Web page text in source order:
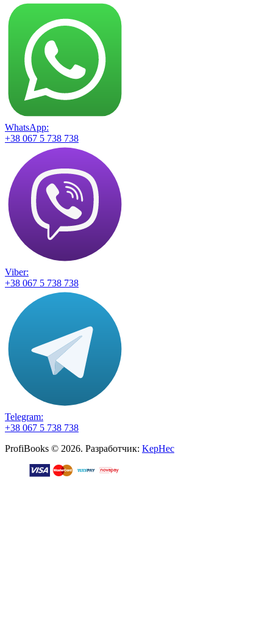
WhatsApp:
+38 067 5 738 738
Viber:
+38 067 5 738 738
Telegram:
+38 067 5 738 738
ProfiBooks © 2026. Разработчик: KepHec